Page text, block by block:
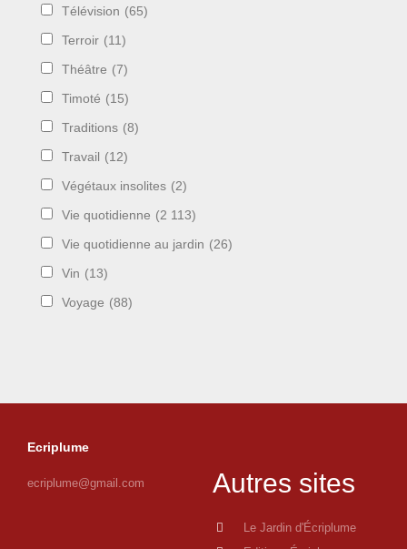
Télévision (65)
Terroir (11)
Théâtre (7)
Timoté (15)
Traditions (8)
Travail (12)
Végétaux insolites (2)
Vie quotidienne (2 113)
Vie quotidienne au jardin (26)
Vin (13)
Voyage (88)
Ecriplume
ecriplume@gmail.com Autres sites
Le Jardin d'Écriplume